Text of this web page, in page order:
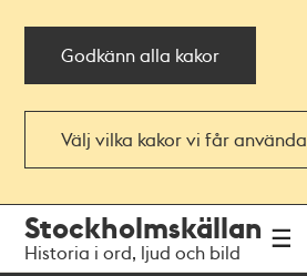
Godkänn alla kakor
Välj vilka kakor vi får använda
navigationen
huvudinnehållet
Stockholmskällan
Historia i ord, ljud och bild